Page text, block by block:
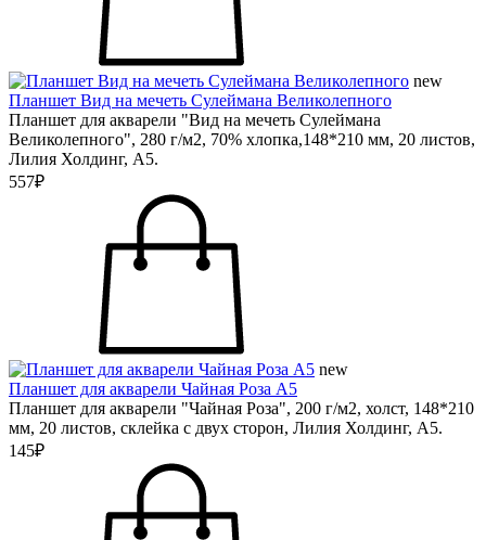
new
Планшет Вид на мечеть Сулеймана Великолепного
Планшет для акварели "Вид на мечеть Сулеймана
Великолепного", 280 г/м2, 70% хлопка,148*210 мм, 20 листов,
Лилия Холдинг, А5.
557₽
new
Планшет для акварели Чайная Роза А5
Планшет для акварели "Чайная Роза", 200 г/м2, холст, 148*210
мм, 20 листов, склейка с двух сторон, Лилия Холдинг, А5.
145₽